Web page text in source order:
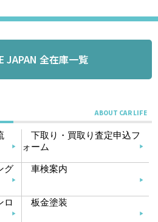
JAPAN 全在庫一覧
下取り・買取り査定申込フ
ォーム
グ
車検案内
ロ
板金塗装